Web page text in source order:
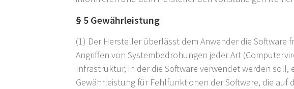
§ 5 Gewährleistung
(1) Der Hersteller überlässt dem Anwender die Software
Angriffen von Systembedrohungen jeder Art
Infrastruktur, in der die Software verwendet werden
Gewährleistung für Fehlfunktionen der Software, die